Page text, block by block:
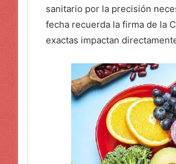
sanitario por la precisión
fecha recuerda la firma de la
exactas impactan